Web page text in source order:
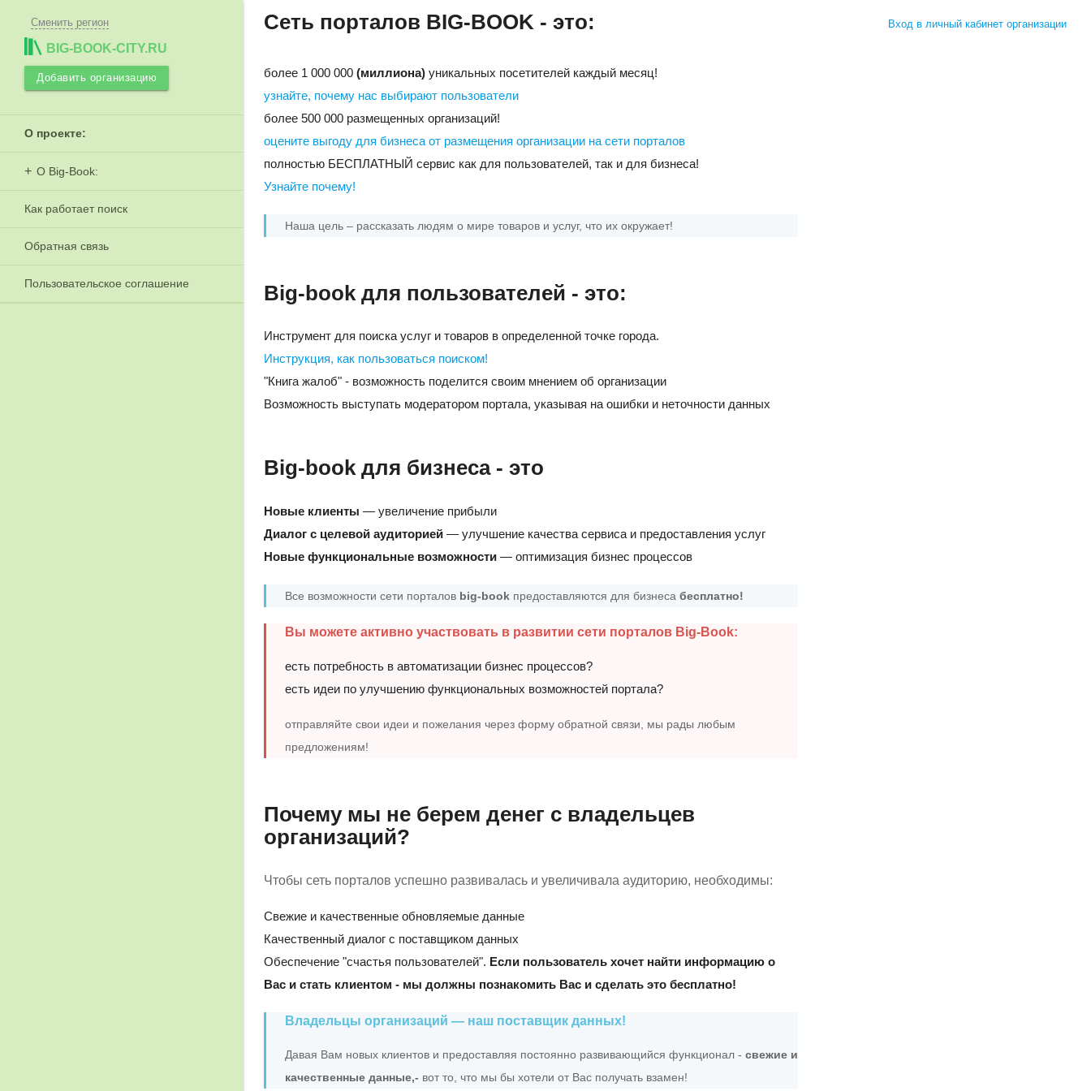
Сменить регион
BIG-BOOK-CITY.RU
Добавить организацию
О проекте:
О Big-Book:
Как работает поиск
Обратная связь
Пользовательское соглашение
Сеть порталов BIG-BOOK - это:
более 1 000 000 (миллиона) уникальных посетителей каждый месяц!
узнайте, почему нас выбирают пользователи
более 500 000 размещенных организаций!
оцените выгоду для бизнеса от размещения организации на сети порталов
полностью БЕСПЛАТНЫЙ сервис как для пользователей, так и для бизнеса!
Узнайте почему!
Наша цель – рассказать людям о мире товаров и услуг, что их окружает!
Big-book для пользователей - это:
Инструмент для поиска услуг и товаров в определенной точке города.
Инструкция, как пользоваться поиском!
"Книга жалоб" - возможность поделится своим мнением об организации
Возможность выступать модератором портала, указывая на ошибки и неточности данных
Big-book для бизнеса- это
Новые клиенты — увеличение прибыли
Диалог с целевой аудиторией — улучшение качества сервиса и предоставления услуг
Новые функциональные возможности — оптимизация бизнес процессов
Все возможности сети порталов big-bookпредоставляются для бизнеса бесплатно!
Вы можете активно участвовать в развитии сети порталов Big-Book:
есть потребность в автоматизации бизнес процессов?
есть идеи по улучшению функциональных возможностей портала?
отправляйте свои идеи и пожелания через форму обратной связи, мы рады любым
предложениям!
Почему мы не берем денег с владельцев
организаций?
Чтобы сеть порталов успешно развивалась и увеличивала аудиторию, необходимы:
Свежие и качественные обновляемые данные
Качественный диалог с поставщиком данных
Обеспечение "счастья пользователей". Если пользователь хочет найти информацию о
Вас и стать клиентом - мы должны познакомить Вас и сделать это бесплатно!
Владельцы организаций — наш поставщик данных!
Давая Вам новых клиентов и предоставляя постоянно развивающийся функционал - свежие и
качественные данные,- вот то, что мы бы хотели от Вас получать взамен!
Вход в личный кабинет организации